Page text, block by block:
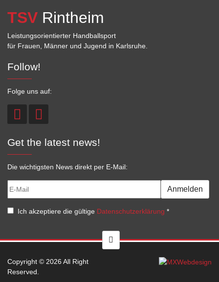
TSV Rintheim
Leistungsorientierter Handballsport
für Frauen, Männer und Jugend in Karlsruhe.
Follow!
Folge uns auf:
Get the latest news!
Die wichtigsten News direkt per E-Mail:
Anmelden
Ich akzeptiere die gültige Datenschutzerklärung *
Copyright © 2026 All Right
Reserved.